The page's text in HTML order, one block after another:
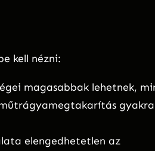
kell nézni:
magasabbak lehetnek,
elengedhetetlen az